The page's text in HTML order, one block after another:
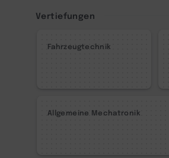
Vertiefungen
Fahrzeugtechnik
Allgemeine Mechatronik